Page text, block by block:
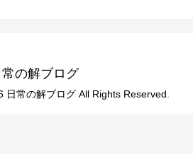
常の解ブログ
常の解ブログ All Rights Reserved.